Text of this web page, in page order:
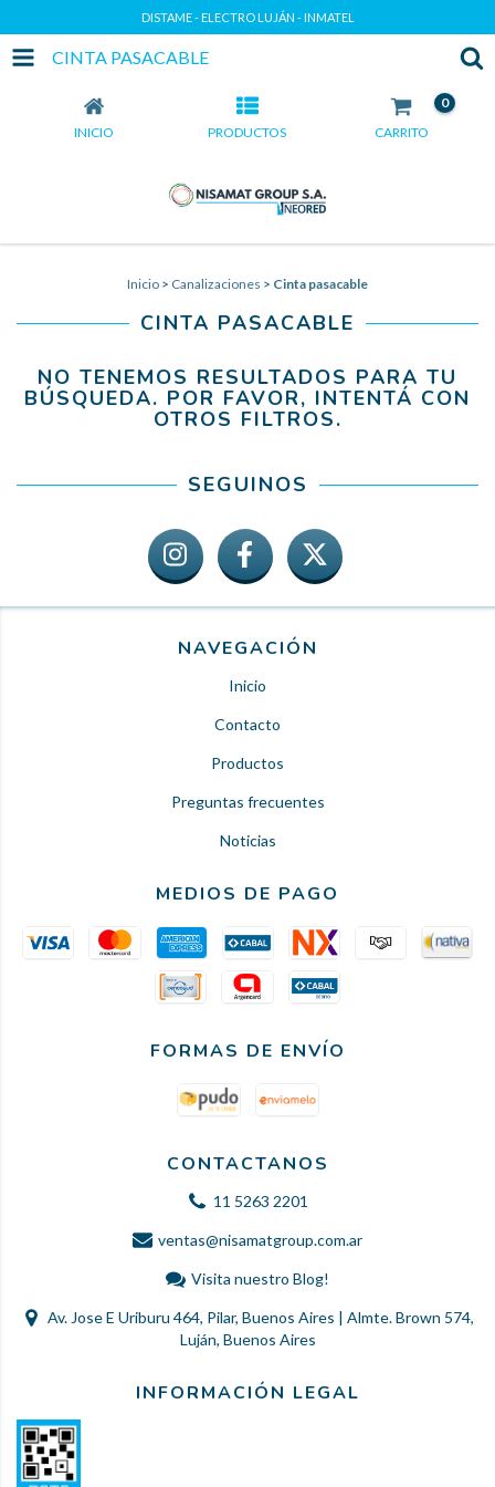
DISTAME - ELECTRO LUJÁN - INMATEL
CINTA PASACABLE
INICIO PRODUCTOS CARRITO
0
Inicio > Canalizaciones > Cinta pasacable
CINTA PASACABLE
NO TENEMOS RESULTADOS PARA TU
BÚSQUEDA. POR FAVOR, INTENTÁ CON
OTROS FILTROS.
SEGUINOS
NAVEGACIÓN
Inicio
Contacto
Productos
Preguntas frecuentes
Noticias
MEDIOS DE PAGO
FORMAS DE ENVÍO
CONTACTANOS
11 5263 2201
ventas@nisamatgroup.com.ar
Visita nuestro Blog!
Av. Jose E Uriburu 464, Pilar, Buenos Aires | Almte. Brown 574,
Luján, Buenos Aires
INFORMACIÓN LEGAL